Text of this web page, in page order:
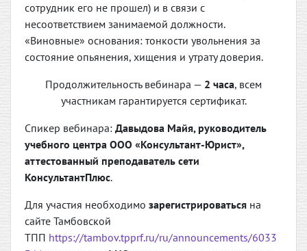
сотрудник его не прошел) и в связи с
несоответствием занимаемой должности.
«Виновные» основания: тонкости увольнения за
состояние опьянения, хищения и утрату доверия.
Продолжительность вебинара — 2 часа, всем
участникам гарантируется сертификат.
Спикер вебинара: Давыдова Майя, руководитель
учебного центра ООО «Консультант-Юрист»,
аттестованный преподаватель сети
КонсультантПлюс.
Для участия необходимо зарегистрироваться на
сайте Тамбовской
ТПП https://tambov.tpprf.ru/ru/announcements/6033